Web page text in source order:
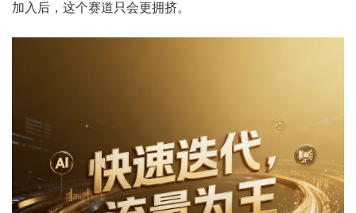
加入后，这个赛道只会更拥挤。